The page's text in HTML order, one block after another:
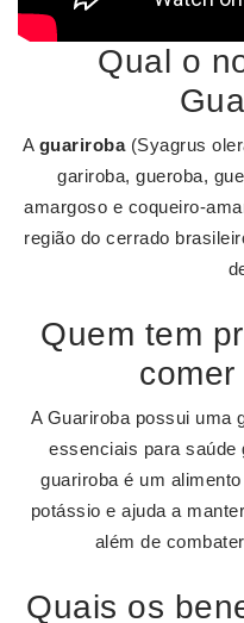
Qual o
A guariroba(Syagrus
gariroba, gueroba,
amargoso e coqueiro-
região do cerrado
Quem tem
A Guariroba possui uma
essenciais para saúde
guariroba é um
potássio e ajuda a
além de
Quais os